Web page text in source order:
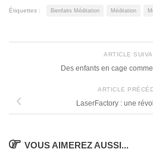
Étiquettes : Bienfaits Méditation Méditation
ARTICLE
Des enfants en cage
ARTICLE
LaserFactory : une
VOUS AIMEREZ AUSSI...